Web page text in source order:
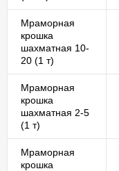
Мраморная
крошка
шахматная 10-
20 (1 т)
Мраморная
крошка
шахматная 2-5
(1 т)
Мраморная
крошка